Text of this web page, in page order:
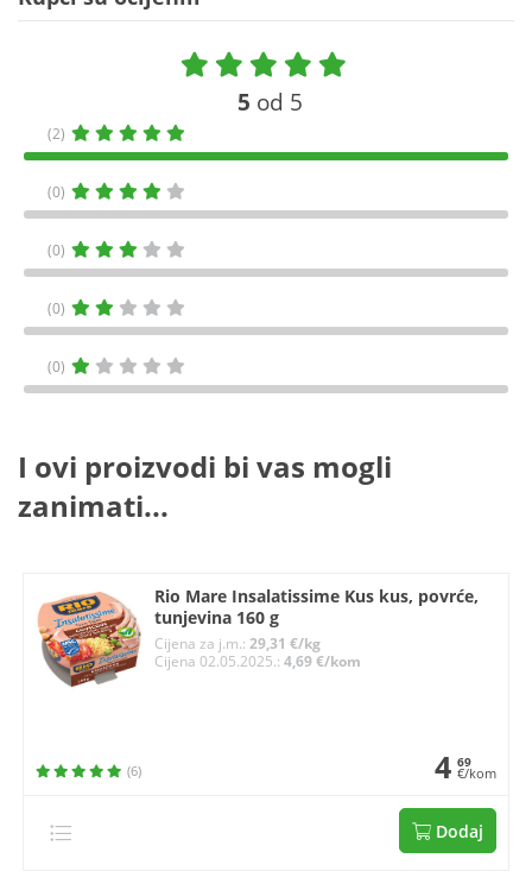
5 od 5
(2)
(0)
(0)
(0)
(0)
I ovi proizvodi bi vas mogli
zanimati...
Rio Mare Insalatissime Kus kus, povrće,
tunjevina 160 g
Cijena za j.m.:29,31 €/kg
Cijena 02.05.2025.:4,69 €/kom
(6) 4 69
€/kom
Dodaj